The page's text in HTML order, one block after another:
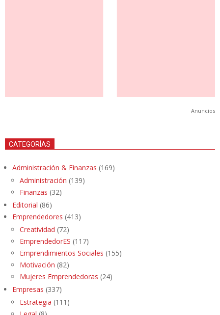
Anuncios
CATEGORÍAS
Administración & Finanzas (169)
Administración (139)
Finanzas (32)
Editorial (86)
Emprendedores (413)
Creatividad (72)
EmprendedorES (117)
Emprendimientos Sociales (155)
Motivación (82)
Mujeres Emprendedoras (24)
Empresas (337)
Estrategia (111)